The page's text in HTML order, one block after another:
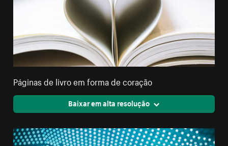
Páginas de livro em forma de coração
Baixar em alta resolução